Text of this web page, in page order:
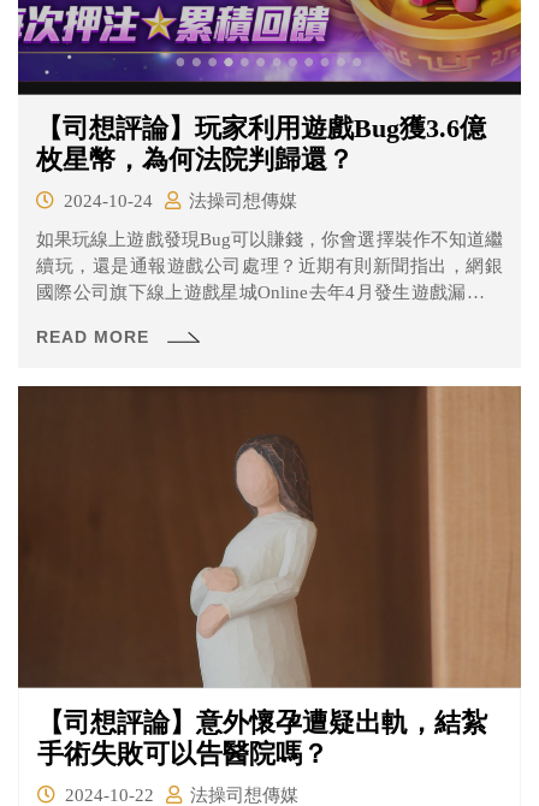
【司想評論】玩家利用遊戲Bug獲3.6億
枚星幣，為何法院判歸還？
2024-10-24
法操司想傳媒
如果玩線上遊戲發現Bug可以賺錢，你會選擇裝作不知道繼
續玩，還是通報遊戲公司處理？近期有則新聞指出，網銀
國際公司旗下線上遊戲星城Online去年4月發生遊戲漏洞，
幣星幣（價值新台幣369萬1102元），遭公司求償全額給
READ MORE
【司想評論】意外懷孕遭疑出軌，結紮
手術失敗可以告醫院嗎？
2024-10-22
法操司想傳媒